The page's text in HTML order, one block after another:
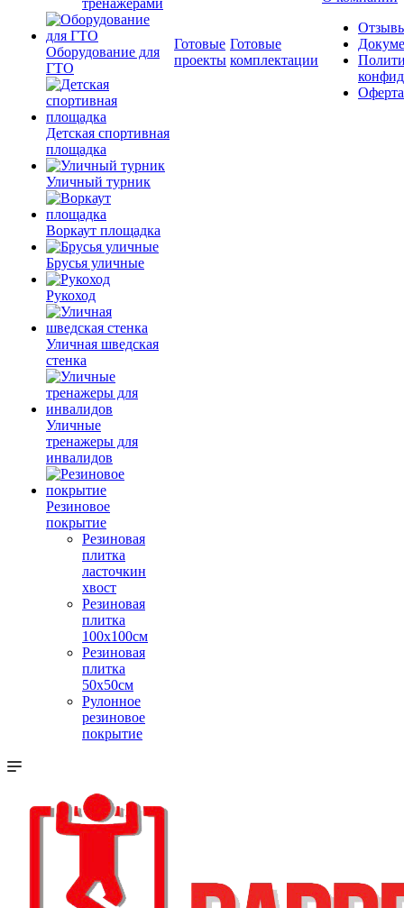
тренажерами
Оборудование для
ГТО
Детская спортивная
площадка
Уличный турник
Воркаут площадка
Брусья уличные
Рукоход
Уличная шведская
стенка
Уличные
тренажеры для
инвалидов
Резиновое
покрытие
Резиновая
плитка
ласточкин
хвост
Резиновая
плитка
100х100см
Резиновая
плитка
50х50см
Рулонное
резиновое
покрытие
Готовые
проекты
Готовые
комплектации
Оферта